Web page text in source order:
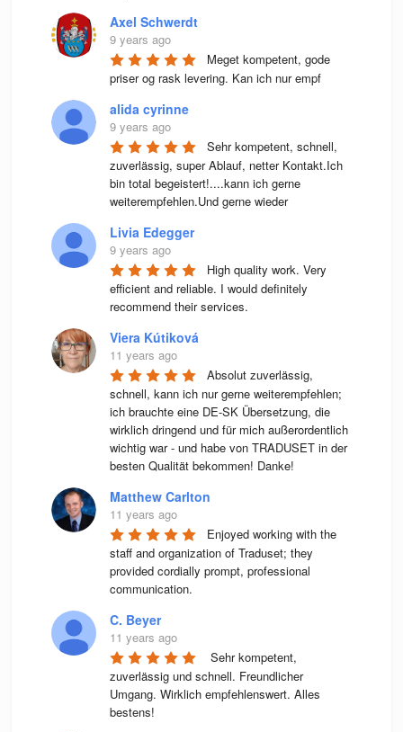
Axel Schwerdt
9 years ago
Meget kompetent, gode
priser og rask levering. Kan ich nur empf
alida cyrinne
9 years ago
Sehr kompetent, schnell,
zuverlässig, super Ablauf, netter Kontakt.Ich
bin total begeistert!....kann ich gerne
weiterempfehlen.Und gerne wieder
Livia Edegger
9 years ago
High quality work. Very
efficient and reliable. I would definitely
recommend their services.
Viera Kútiková
11 years ago
Absolut zuverlässig,
schnell, kann ich nur gerne weiterempfehlen;
ich brauchte eine DE-SK Übersetzung, die
wirklich dringend und für mich außerordentlich
wichtig war - und habe von TRADUSET in der
besten Qualität bekommen! Danke!
Matthew Carlton
11 years ago
Enjoyed working with the
staff and organization of Traduset; they
provided cordially prompt, professional
communication.
C. Beyer
11 years ago
Sehr kompetent,
zuverlässig und schnell. Freundlicher
Umgang. Wirklich empfehlenswert. Alles
bestens!